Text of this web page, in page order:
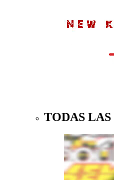
TODAS